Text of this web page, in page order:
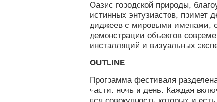
Оазис городской природы,
истинных энтузиастов, примет
диджеев с мировыми именами,
демонстрации объектов
инсталляций и визуальных
OUTLINE
Программа фестиваля
части: ночь и день. Каждая